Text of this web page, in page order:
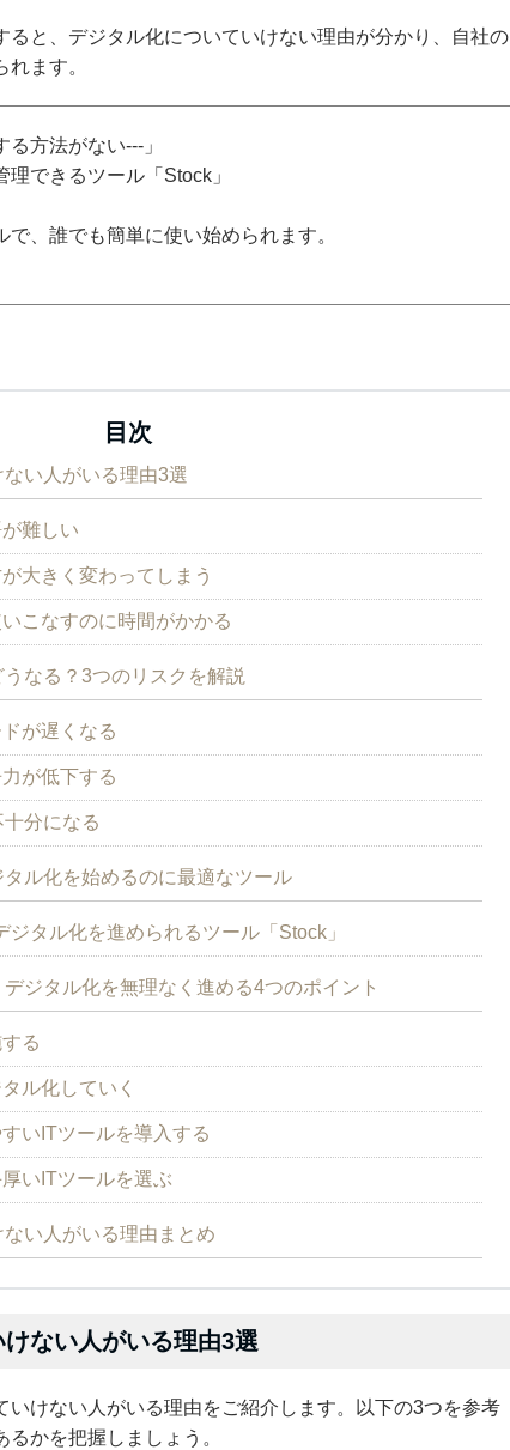
ると、デジタル化についていけない理由が分かり、自社の
ます。
る方法がない---」
できるツール「Stock」
、誰でも簡単に使い始められます。
目次
い人がいる理由3選
難しい
大きく変わってしまう
こなすのに時間がかかる
なる？3つのリスクを解説
が遅くなる
が低下する
分になる
タル化を始めるのに最適なツール
ジタル化を進められるツール「Stock」
ジタル化を無理なく進める4つのポイント
る
ル化していく
いITツールを導入する
いITツールを選ぶ
い人がいる理由まとめ
ない人がいる理由3選
いけない人がいる理由をご紹介します。以下の3つを参考
かを把握しましょう。